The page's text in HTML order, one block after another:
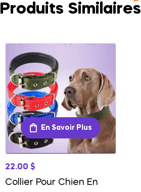
Produits Similaires
En Savoir Plus
22.00 $
Collier Pour Chien En